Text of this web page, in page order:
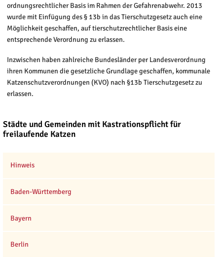
ordnungsrechtlicher Basis im Rahmen der Gefahrenabwehr. 2013
wurde mit Einfügung des § 13b in das Tierschutzgesetz auch eine
Möglichkeit geschaffen, auf tierschutzrechtlicher Basis eine
entsprechende Verordnung zu erlassen.
Inzwischen haben zahlreiche Bundesländer per Landesverordnung
ihren Kommunen die gesetzliche Grundlage geschaffen, kommunale
Katzenschutzverordnungen (KVO) nach §13b Tierschutzgesetz zu
erlassen.
Städte und Gemeinden mit Kastrationspflicht für
freilaufende Katzen
Hinweis
Baden-Württemberg
Bayern
Berlin